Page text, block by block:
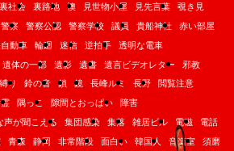
裏社会 裏路地 襖 見世物小屋 見先言葉
覗き見
警察 警察公認 警察学校 議員 貴船神社
赤い部屋
動車 輪廻 迷信 逆拍手
透明な電車
遺体の一部 遺影 遺書 遺言ビデオレター
邪教
り 鈴の音 鎖 鏡 長峰ルミ 長野
閲覧注意
隅っこ 隙間とおっぱい
障害
声が聞こえる
集団感染 集落 雑居ビル 電磁
電話
青森 静岡 非常階段 面白い 韓国人 音楽室 須磨